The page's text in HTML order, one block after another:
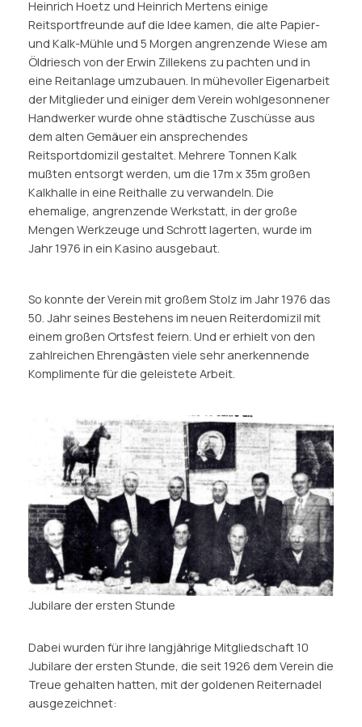
Heinrich Hoetz und Heinrich Mertens einige
Reitsportfreunde auf die Idee kamen, die alte Papier-
und Kalk-Mühle und 5 Morgen angrenzende Wiese am
Öldriesch von der Erwin Zillekens zu pachten und in
eine Reitanlage umzubauen. In mühevoller Eigenarbeit
der Mitglieder und einiger dem Verein wohlgesonnener
Handwerker wurde ohne städtische Zuschüsse aus
dem alten Gemäuer ein ansprechendes
Reitsportdomizil gestaltet. Mehrere Tonnen Kalk
mußten entsorgt werden, um die 17m x 35m großen
Kalkhalle in eine Reithalle zu verwandeln. Die
ehemalige, angrenzende Werkstatt, in der große
Mengen Werkzeuge und Schrott lagerten, wurde im
Jahr 1976 in ein Kasino ausgebaut.
So konnte der Verein mit großem Stolz im Jahr 1976 das
50. Jahr seines Bestehens im neuen Reiterdomizil mit
einem großen Ortsfest feiern. Und er erhielt von den
zahlreichen Ehrengästen viele sehr anerkennende
Komplimente für die geleistete Arbeit.
Jubilare der ersten Stunde
Dabei wurden für ihre langjährige Mitgliedschaft 10
Jubilare der ersten Stunde, die seit 1926 dem Verein die
Treue gehalten hatten, mit der goldenen Reiternadel
ausgezeichnet: